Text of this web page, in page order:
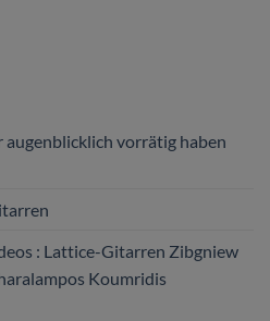
vorrätig haben
: Lattice-Gitarren Zibgniew
Koumridis